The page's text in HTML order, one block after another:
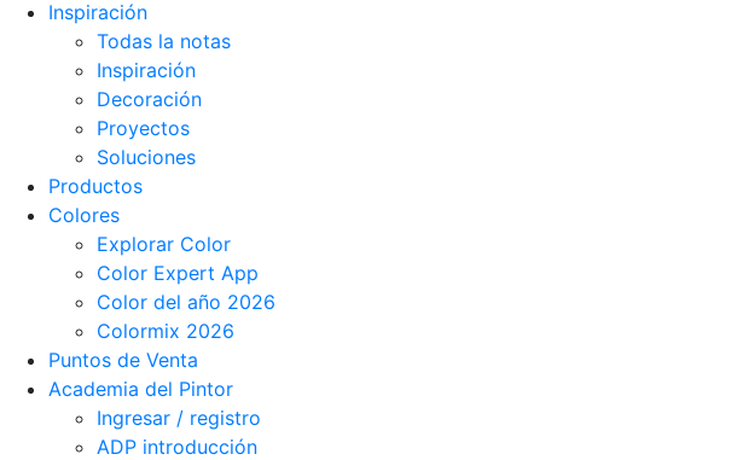
Inspiración
Todas la notas
Inspiración
Decoración
Proyectos
Soluciones
Productos
Colores
Explorar Color
Color Expert App
Color del año 2026
Colormix 2026
Puntos de Venta
Academia del Pintor
Ingresar / registro
ADP introducción